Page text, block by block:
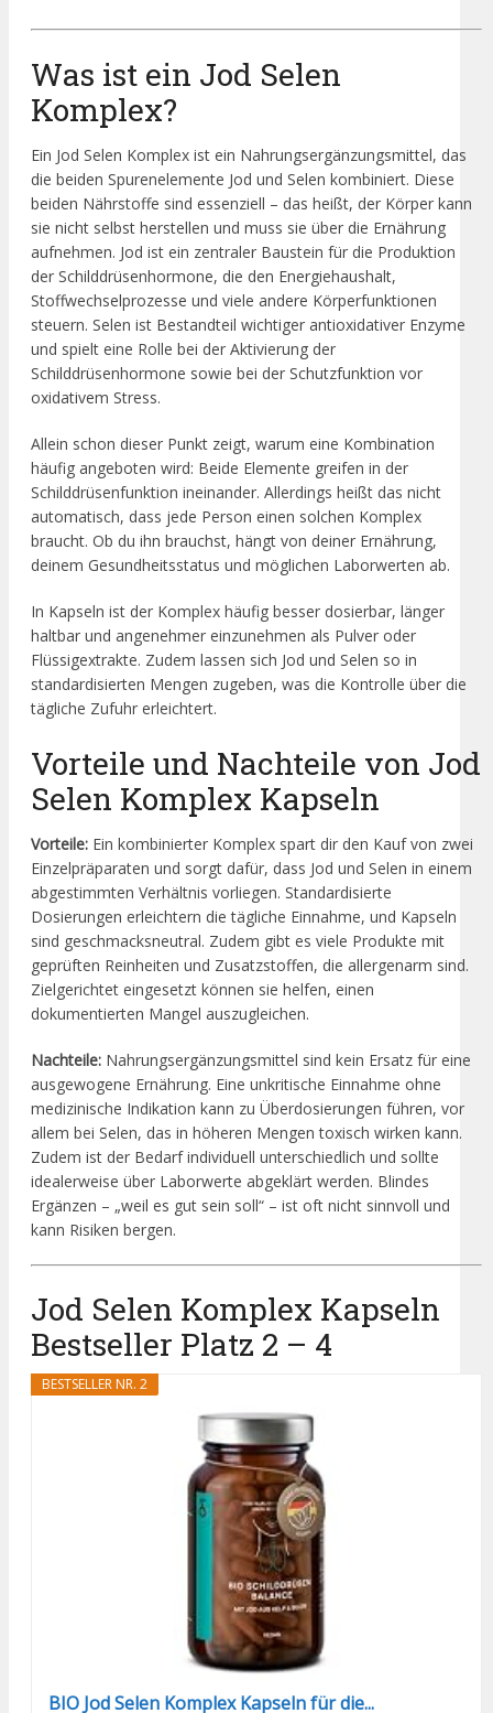
Was ist ein Jod Selen
Komplex?
Ein Jod Selen Komplex ist ein Nahrungsergänzungsmittel, das
die beiden Spurenelemente Jod und Selen kombiniert. Diese
beiden Nährstoffe sind essenziell – das heißt, der Körper kann
sie nicht selbst herstellen und muss sie über die Ernährung
aufnehmen. Jod ist ein zentraler Baustein für die Produktion
der Schilddrüsenhormone, die den Energiehaushalt,
Stoffwechselprozesse und viele andere Körperfunktionen
steuern. Selen ist Bestandteil wichtiger antioxidativer Enzyme
und spielt eine Rolle bei der Aktivierung der
Schilddrüsenhormone sowie bei der Schutzfunktion vor
oxidativem Stress.
Allein schon dieser Punkt zeigt, warum eine Kombination
häufig angeboten wird: Beide Elemente greifen in der
Schilddrüsenfunktion ineinander. Allerdings heißt das nicht
automatisch, dass jede Person einen solchen Komplex
braucht. Ob du ihn brauchst, hängt von deiner Ernährung,
deinem Gesundheitsstatus und möglichen Laborwerten ab.
In Kapseln ist der Komplex häufig besser dosierbar, länger
haltbar und angenehmer einzunehmen als Pulver oder
Flüssigextrakte. Zudem lassen sich Jod und Selen so in
standardisierten Mengen zugeben, was die Kontrolle über die
tägliche Zufuhr erleichtert.
Vorteile und Nachteile von Jod
Selen Komplex Kapseln
Vorteile: Ein kombinierter Komplex spart dir den Kauf von zwei
Einzelpräparaten und sorgt dafür, dass Jod und Selen in einem
abgestimmten Verhältnis vorliegen. Standardisierte
Dosierungen erleichtern die tägliche Einnahme, und Kapseln
sind geschmacksneutral. Zudem gibt es viele Produkte mit
geprüften Reinheiten und Zusatzstoffen, die allergenarm sind.
Zielgerichtet eingesetzt können sie helfen, einen
dokumentierten Mangel auszugleichen.
Nachteile: Nahrungsergänzungsmittel sind kein Ersatz für eine
ausgewogene Ernährung. Eine unkritische Einnahme ohne
medizinische Indikation kann zu Überdosierungen führen, vor
allem bei Selen, das in höheren Mengen toxisch wirken kann.
Zudem ist der Bedarf individuell unterschiedlich und sollte
idealerweise über Laborwerte abgeklärt werden. Blindes
Ergänzen – „weil es gut sein soll“ – ist oft nicht sinnvoll und
kann Risiken bergen.
Jod Selen Komplex Kapseln
Bestseller Platz 2 – 4
BESTSELLER NR. 2
BIO Jod Selen Komplex Kapseln für die...